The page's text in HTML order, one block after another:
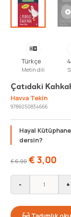
Türkçe
Metin dili
Çatıdaki
Havva Tekin
9786050834666
Hayal
dersin?
€6,00 €3,00
- +